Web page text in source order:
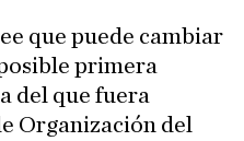
que puede cambiar
primera
del que fuera
Organización del